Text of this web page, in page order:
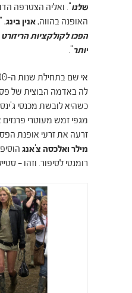
שלנו". ואליה הצטרפה
האופנה בהווה,אנין בינג, "
הפכו לקולקציות
יותר".
אי שם בתחילת שנות ה-2000, כש
לה באדמה הבוצית של
כשהיא לובשת מכנסי ג'ינס
מגפי זמש מעוטרי
זרעה את זרעי אופנת
מילר ואלכסה צ'אנג
רומנטי לסיפור. וזהו –